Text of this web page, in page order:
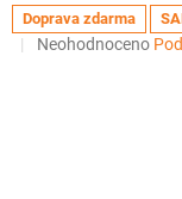
Doprava zdarma
Průměrné
Neohodnoceno